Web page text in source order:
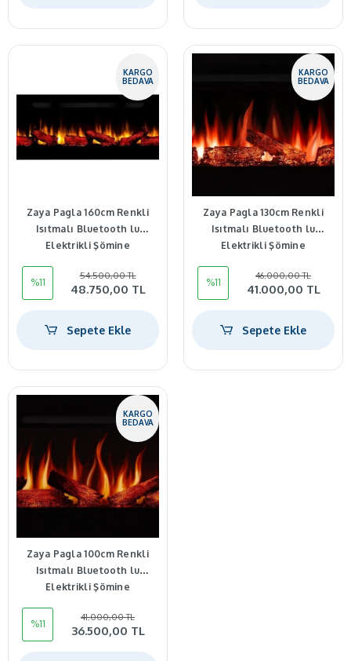
Zaya Pagla 160cm Renkli
Isıtmalı Bluetooth lu
Elektrikli Şömine
%11
54.500,00 TL
48.750,00 TL
KARGO
BEDAVA
Sepete Ekle
Zaya Pagla 130cm Renkli
Isıtmalı Bluetooth lu
Elektrikli Şömine
%11
46.000,00 TL
41.000,00 TL
KARGO
BEDAVA
Sepete Ekle
Zaya Pagla 100cm Renkli
Isıtmalı Bluetooth lu
Elektrikli Şömine
%11
41.000,00 TL
36.500,00 TL
KARGO
BEDAVA